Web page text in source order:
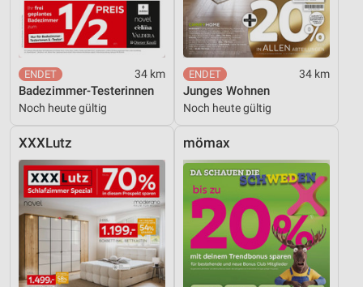
34 km
Badezimmer-Testerinnen
Noch heute gültig
34 km
Junges Wohnen
Noch heute gültig
XXXLutz mömax